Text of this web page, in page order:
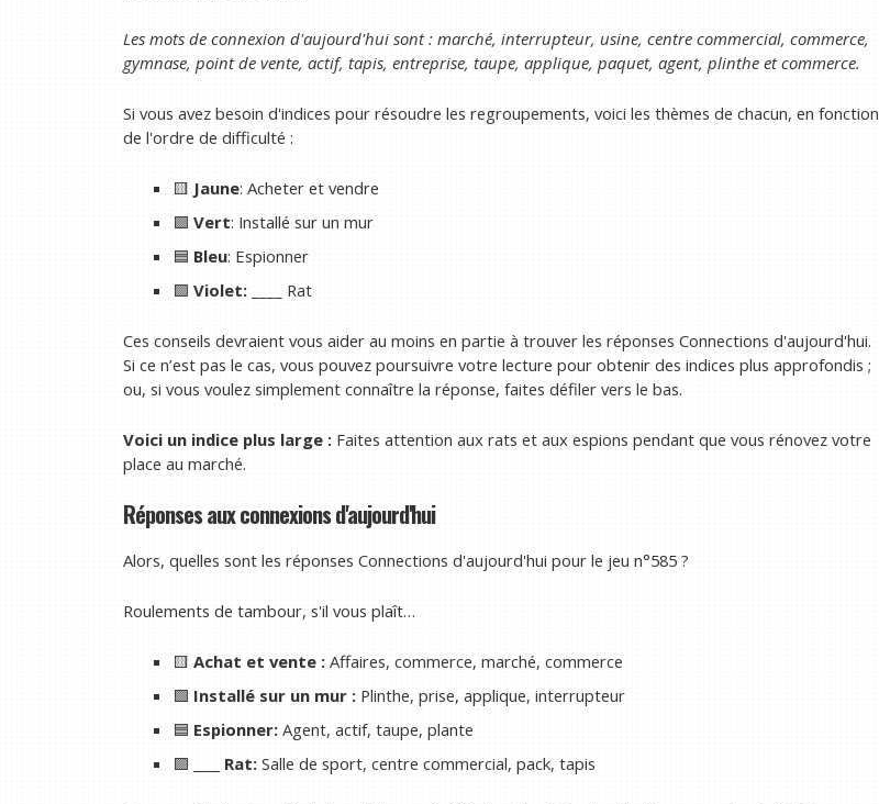
Les mots de connexion d'aujourd'hui sont : marché, interrupteur, usine, centre commercial, commerce,
gymnase, point de vente, actif, tapis, entreprise, taupe, applique, paquet, agent, plinthe et commerce.
Si vous avez besoin d'indices pour résoudre les regroupements, voici les thèmes de chacun, en fonction
de l'ordre de difficulté :
🟨 Jaune: Acheter et vendre
🟩 Vert: Installé sur un mur
🟦 Bleu: Espionner
🟪 Violet: ____ Rat
Ces conseils devraient vous aider au moins en partie à trouver les réponses Connections d'aujourd'hui.
Si ce n’est pas le cas, vous pouvez poursuivre votre lecture pour obtenir des indices plus approfondis ;
ou, si vous voulez simplement connaître la réponse, faites défiler vers le bas.
Voici un indice plus large : Faites attention aux rats et aux espions pendant que vous rénovez votre
place au marché.
Réponses aux connexions d'aujourd'hui
Alors, quelles sont les réponses Connections d'aujourd'hui pour le jeu n°585 ?
Roulements de tambour, s'il vous plaît…
🟨 Achat et vente : Affaires, commerce, marché, commerce
🟩 Installé sur un mur :Plinthe, prise, applique, interrupteur
🟦 Espionner: Agent, actif, taupe, plante
🟪
____ Rat: Salle de sport, centre commercial, pack, tapis